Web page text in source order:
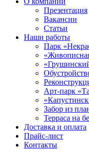
Презентация
Вакансии
Статьи
Наши работы
Парк
Арт-парк
Забор из
Терраса на
Доставка и оплата
Прайс-лист
Контакты